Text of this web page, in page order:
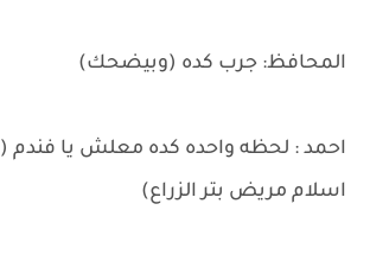
المحافظ: جرب كده (وبيضحك)
احمد : لحظه واحده كده معلش يا فندم
اسلام مريض بتر الزراع)